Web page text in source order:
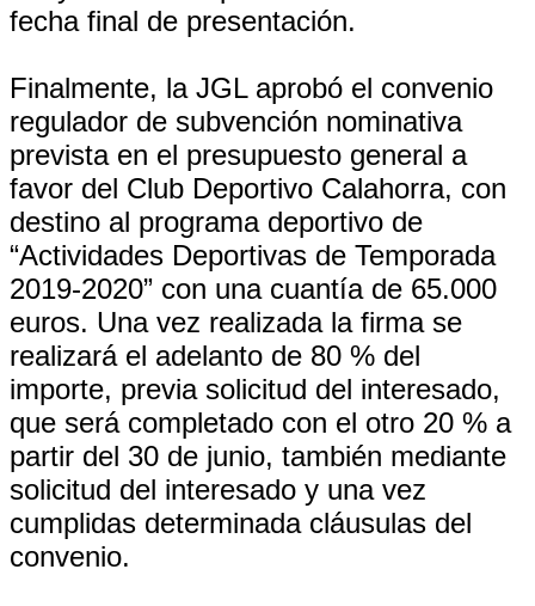
fecha final de presentación.
Finalmente, la JGL aprobó el convenio
regulador de subvención nominativa
prevista en el presupuesto general a
favor del Club Deportivo Calahorra, con
destino al programa deportivo de
“Actividades Deportivas de Temporada
2019-2020” con una cuantía de 65.000
euros. Una vez realizada la firma se
realizará el adelanto de 80 % del
importe, previa solicitud del interesado,
que será completado con el otro 20 % a
partir del 30 de junio, también mediante
solicitud del interesado y una vez
cumplidas determinada cláusulas del
convenio.